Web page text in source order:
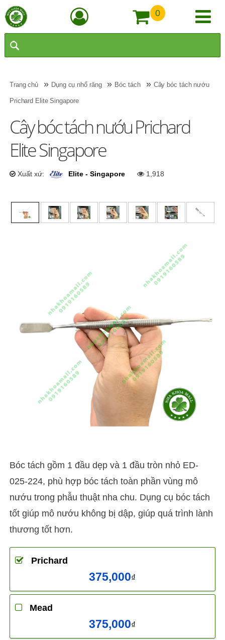
0
Trang chủ » Dụng cụ nhổ răng » Bóc tách » Cây bóc tách nướu
Prichard Elite Singapore
Cây bóc tách nướu Prichard
Elite Singapore
Xuất xứ: Elite - Singapore 1,918
Bóc tách gồm 1 đầu dẹp và 1 đầu tròn nhỏ ED-
025-224, phù hợp bóc tách toàn phần vùng mô
nướu trong phẫu thuật nha chu. Dụng cụ bóc tách
tốt giúp mô nướu không bị dập, giúp quá trình lành
thương tốt hơn.
Prichard
375,000₫
Mead
375,000₫